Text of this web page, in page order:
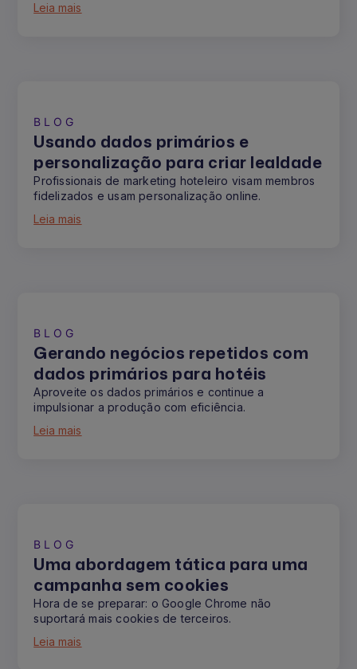
Leia mais
BLOG
Usando dados primários e
personalização para criar lealdade
Profissionais de marketing hoteleiro visam membros
fidelizados e usam personalização online.
Leia mais
BLOG
Gerando negócios repetidos com
dados primários para hotéis
Aproveite os dados primários e continue a
impulsionar a produção com eficiência.
Leia mais
BLOG
Uma abordagem tática para uma
campanha sem cookies
Hora de se preparar: o Google Chrome não
suportará mais cookies de terceiros.
Leia mais